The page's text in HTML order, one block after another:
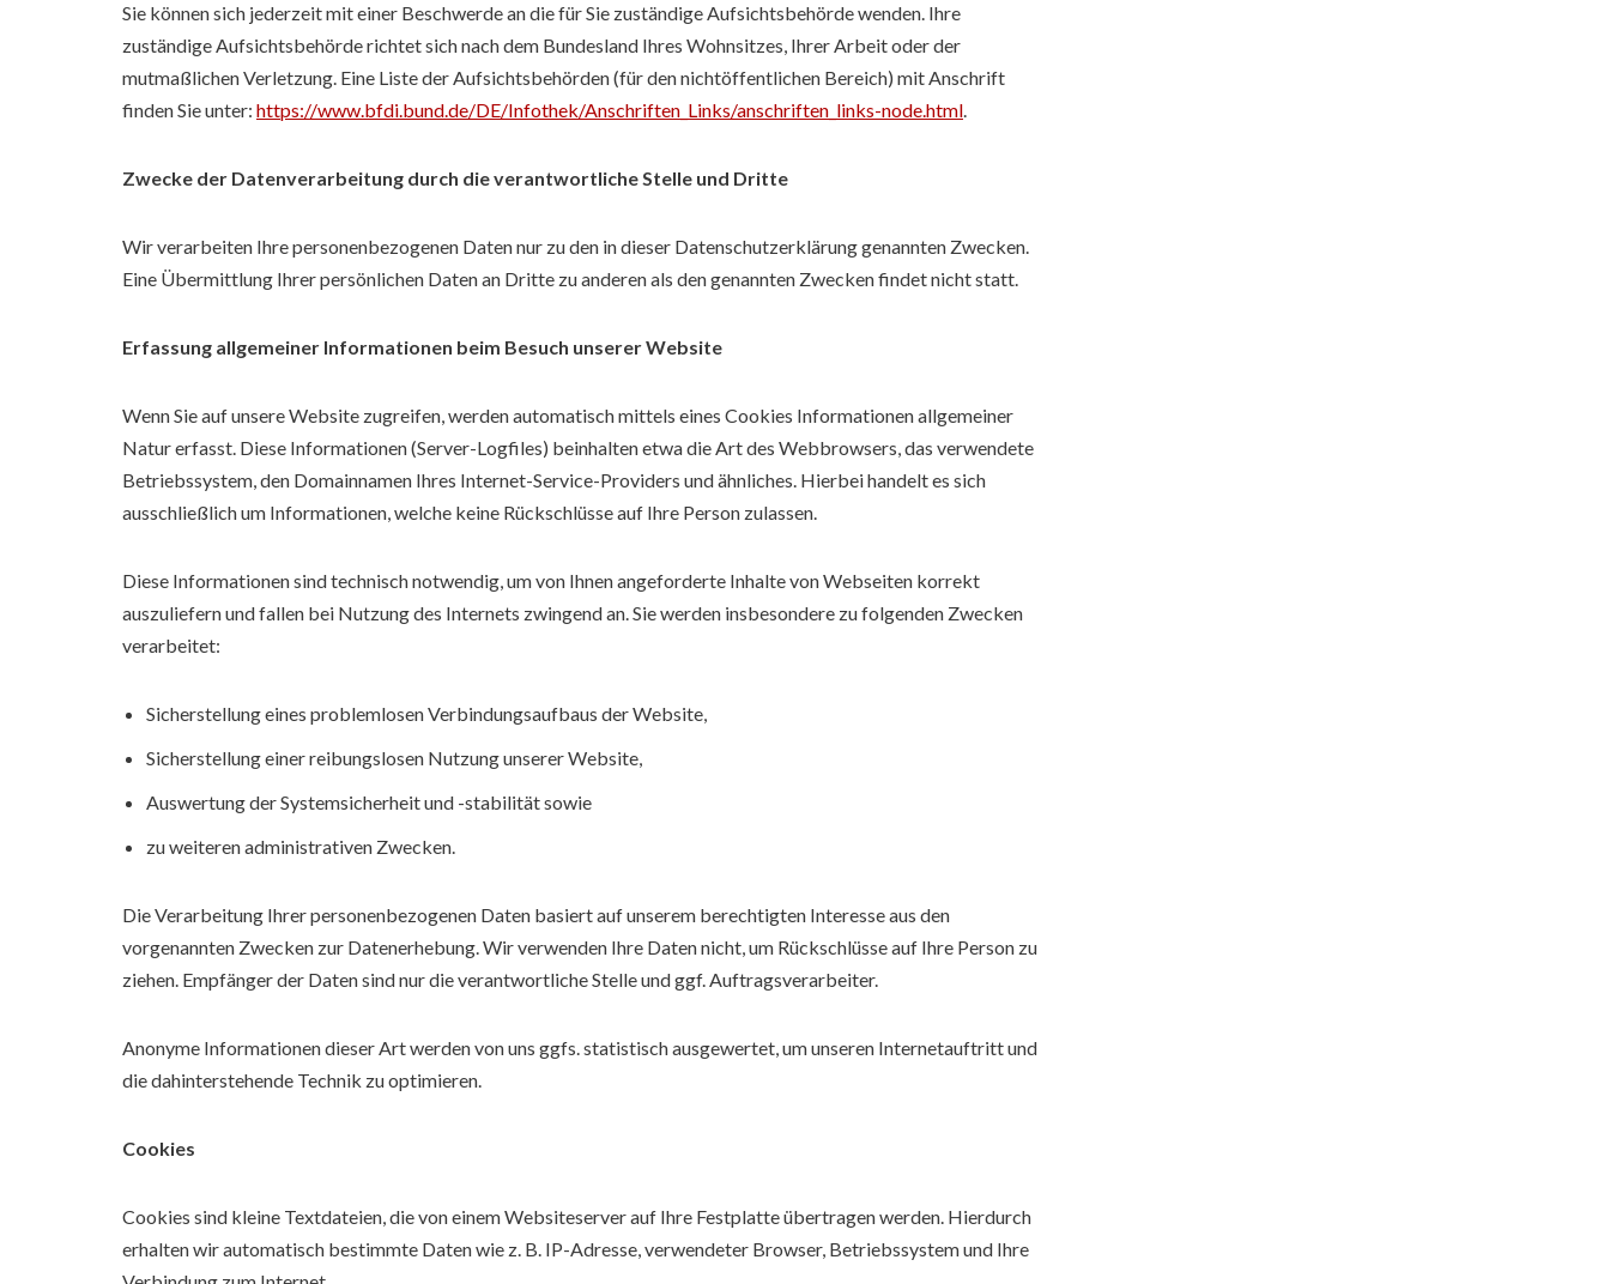
Sie können sich jederzeit mit einer Beschwerde an die für Sie zuständige Aufsichtsbehörde wenden. Ihre
zuständige Aufsichtsbehörde richtet sich nach dem Bundesland Ihres Wohnsitzes, Ihrer Arbeit oder der
mutmaßlichen Verletzung. Eine Liste der Aufsichtsbehörden (für den nichtöffentlichen Bereich) mit Anschrift
finden Sie unter: https://www.bfdi.bund.de/DE/Infothek/Anschriften_Links/anschriften_links-node.html.
Zwecke der Datenverarbeitung durch die verantwortliche Stelle und Dritte
Wir verarbeiten Ihre personenbezogenen Daten nur zu den in dieser Datenschutzerklärung genannten Zwecken.
Eine Übermittlung Ihrer persönlichen Daten an Dritte zu anderen als den genannten Zwecken findet nicht statt.
Erfassung allgemeiner Informationen beim Besuch unserer Website
Wenn Sie auf unsere Website zugreifen, werden automatisch mittels eines Cookies Informationen allgemeiner
Natur erfasst. Diese Informationen (Server-Logfiles) beinhalten etwa die Art des Webbrowsers, das verwendete
Betriebssystem, den Domainnamen Ihres Internet-Service-Providers und ähnliches. Hierbei handelt es sich
ausschließlich um Informationen, welche keine Rückschlüsse auf Ihre Person zulassen.
Diese Informationen sind technisch notwendig, um von Ihnen angeforderte Inhalte von Webseiten korrekt
auszuliefern und fallen bei Nutzung des Internets zwingend an. Sie werden insbesondere zu folgenden Zwecken
verarbeitet:
Sicherstellung eines problemlosen Verbindungsaufbaus der Website,
Sicherstellung einer reibungslosen Nutzung unserer Website,
Auswertung der Systemsicherheit und -stabilität sowie
zu weiteren administrativen Zwecken.
Die Verarbeitung Ihrer personenbezogenen Daten basiert auf unserem berechtigten Interesse aus den
vorgenannten Zwecken zur Datenerhebung. Wir verwenden Ihre Daten nicht, um Rückschlüsse auf Ihre Person zu
ziehen. Empfänger der Daten sind nur die verantwortliche Stelle und ggf. Auftragsverarbeiter.
Anonyme Informationen dieser Art werden von uns ggfs. statistisch ausgewertet, um unseren Internetauftritt und
die dahinterstehende Technik zu optimieren.
Cookies
Cookies sind kleine Textdateien, die von einem Websiteserver auf Ihre Festplatte übertragen werden. Hierdurch
erhalten wir automatisch bestimmte Daten wie z. B. IP-Adresse, verwendeter Browser, Betriebssystem und Ihre